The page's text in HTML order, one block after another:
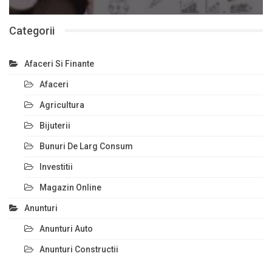
Categorii
Afaceri Si Finante
Afaceri
Agricultura
Bijuterii
Bunuri De Larg Consum
Investitii
Magazin Online
Anunturi
Anunturi Auto
Anunturi Constructii